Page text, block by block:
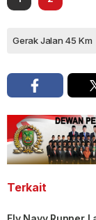
Gerak Jalan 45 Km
Terkait